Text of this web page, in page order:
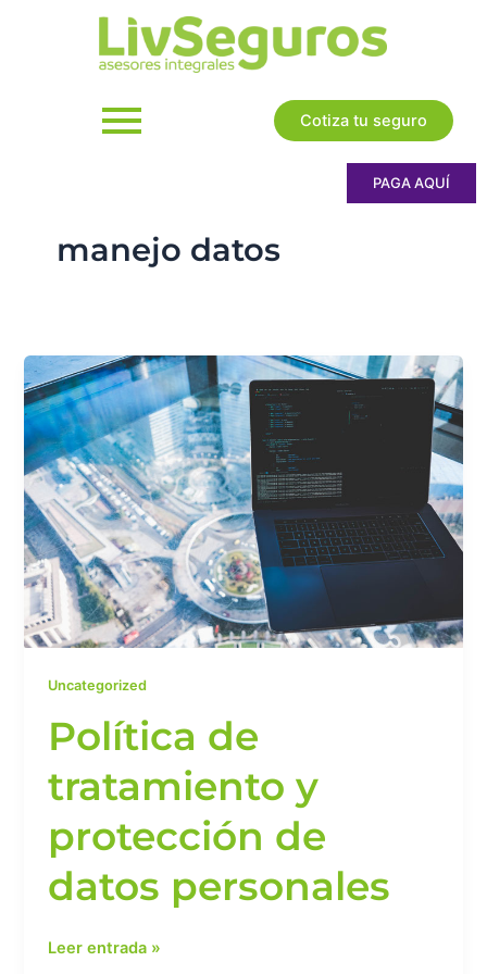
Cotiza tu seguro
PAGA AQUÍ
manejo datos
Uncategorized
Política de
tratamiento y
protección de
datos personales
Política
de
tratamiento
y
protección
de
datos
personales
Leer entrada »